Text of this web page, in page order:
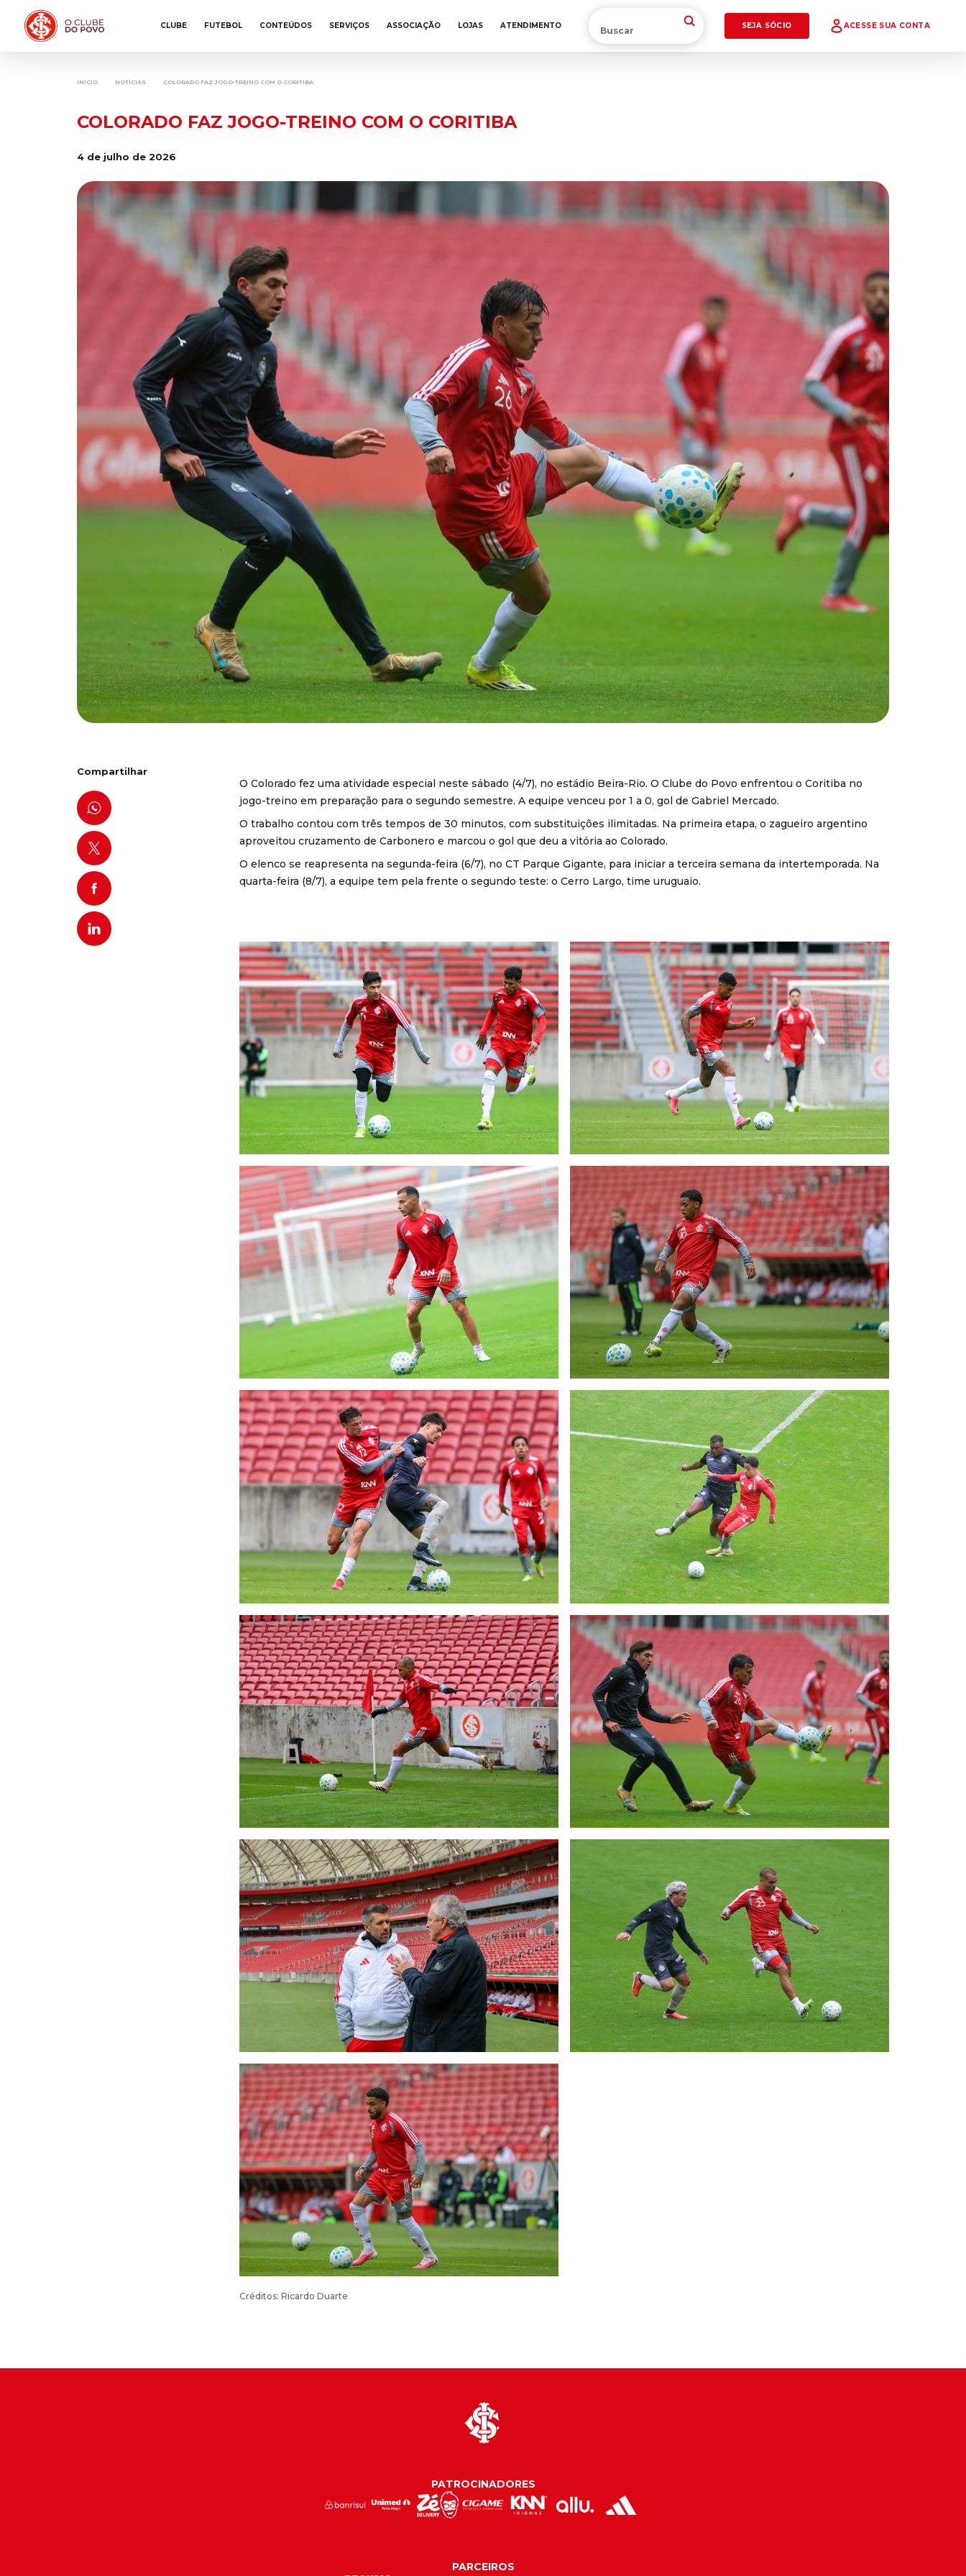
CLUBE FUTEBOL CONTEÚDOS SERVIÇOS ASSOCIAÇÃO LOJAS ATENDIMENTO SEJA SÓCIO ACESSE SUA CONTA
INÍCIO NOTÍCIAS COLORADO FAZ JOGO-TREINO COM O CORITIBA
COLORADO FAZ JOGO-TREINO COM O CORITIBA
4 de julho de 2026
Compartilhar
O Colorado fez uma atividade especial neste sábado (4/7), no estádio Beira-Rio. O Clube do Povo enfrentou o Coritiba no
jogo-treino em preparação para o segundo semestre. A equipe venceu por 1 a 0, gol de Gabriel Mercado.
O trabalho contou com três tempos de 30 minutos, com substituições ilimitadas. Na primeira etapa, o zagueiro argentino
aproveitou cruzamento de Carbonero e marcou o gol que deu a vitória ao Colorado.
O elenco se reapresenta na segunda-feira (6/7), no CT Parque Gigante, para iniciar a terceira semana da intertemporada. Na
quarta-feira (8/7), a equipe tem pela frente o segundo teste: o Cerro Largo, time uruguaio.
Créditos: Ricardo Duarte
PATROCINADORES
PARCEIROS